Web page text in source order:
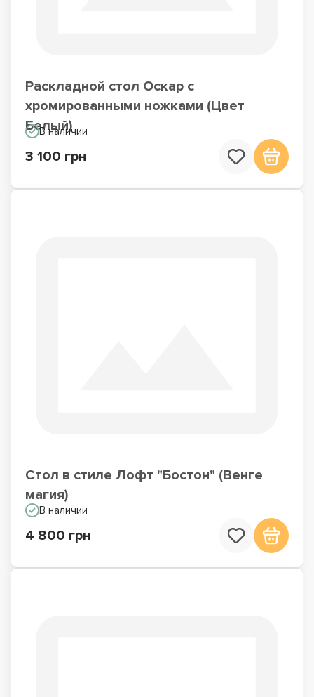
Раскладной стол Оскар с
хромированными ножками (Цвет
Белый)
В наличии
3 100 грн
Стол в стиле Лофт "Бостон" (Венге
магия)
В наличии
4 800 грн